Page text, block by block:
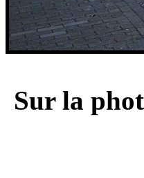
Sur la